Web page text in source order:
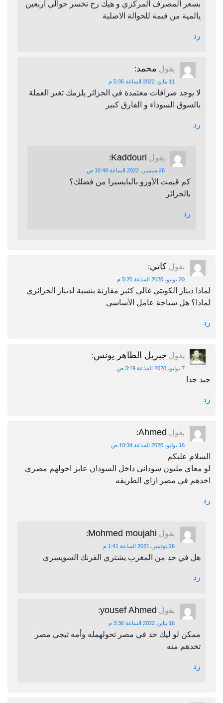
بسعر المصرف المركزي و هيك رح تخسر حوالي اربعين
يالمية من قيمة للحوالة الاصلية
رد
يقول محمد:
11 مايو، 2022 الساعة 5:36 م
لا يوجد صرافات معتمدة في الجزائر يلزمك تغير العملة
بالسوق السوداء و الفارق كبير
رد
يقول Kaddouri
:
26 سبتمبر، 2022 الساعة 10:48 ص
كم قيمت الأورو بالبايسيرا من فضلك؟
بالجزائر
رد
يقول كاتي:
20 يونيو، 2020 الساعة 5:20 م
لماذا دينار الكويتي غالي كثير مقارنة بنسبة لدينار الجزائري
لماذا؟ هل سياحة عامل الأساسي
رد
يقول جبريل الطاهر يونس:
7 يوليو، 2020 الساعة 3:19 ص
جيد جدا
رد
يقول Ahmed
:
16 يوليو، 2020 الساعة 10:34 ص
السلام عليكم
لو معاي مليون سوداني داخل السودان عايز احولهم مصري
اخدهم في مصر ازاي الطريقه
رد
يقول Mohmed moujahi
:
26 نوفمبر، 2021 الساعة 1:41 م
هل في حد من المغرب يشتري الفرنك السويسري
رد
يقول yousef Ahmed
:
16 يناير، 2022 الساعة 3:36 م
ممكن لو ليك حد في مصر تحولهمله وأمه تيجي مصر
تخدهم منه
رد